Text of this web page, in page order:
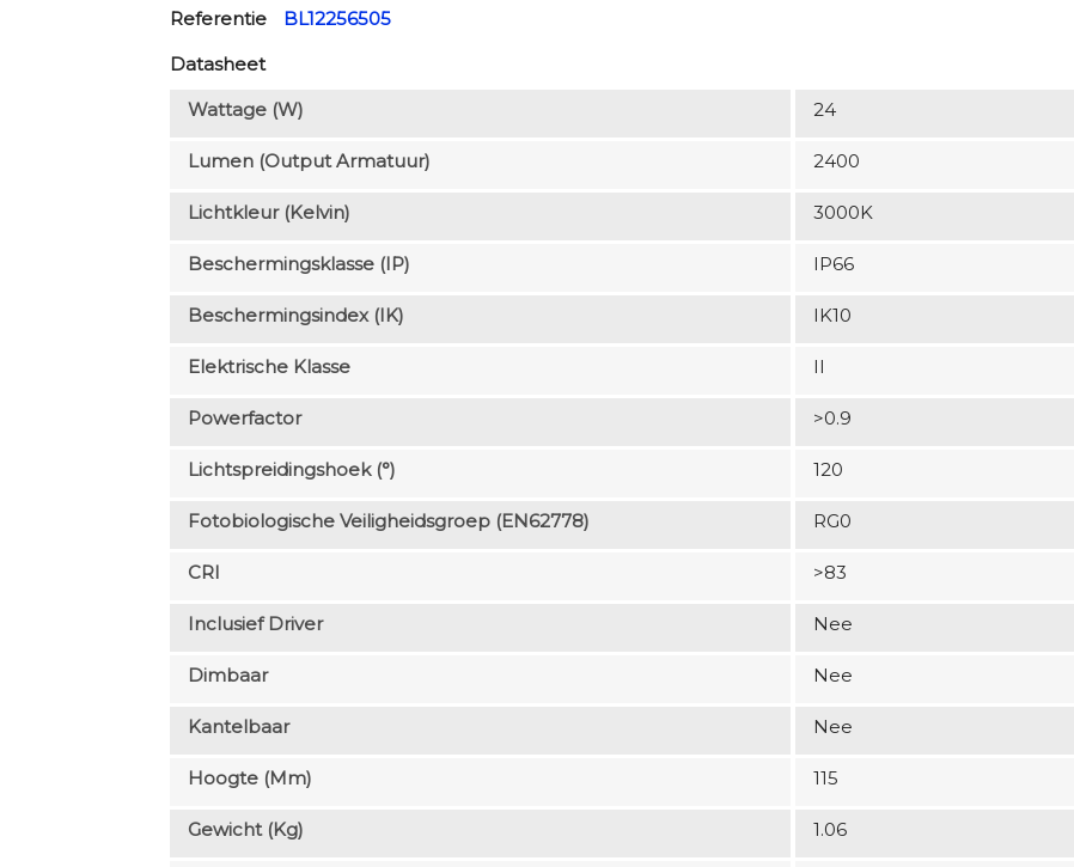
Referentie
BL12256505
Datasheet
Wattage (W)
24
Lumen (output Armatuur) 2400
Lichtkleur (Kelvin) 3000K
Beschermingsklasse (IP) IP66
Beschermingsindex (IK) IK10
Elektrische Klasse II
Powerfactor >0.9
Lichtspreidingshoek (°) 120
Fotobiologische Veiligheidsgroep (EN62778) RG0
CRI >83
Inclusief Driver Nee
Dimbaar Nee
Kantelbaar Nee
Hoogte (mm) 115
Gewicht (kg) 1.06